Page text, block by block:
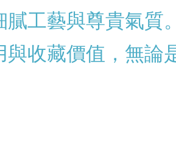
工藝與尊貴氣
收藏價值，無論